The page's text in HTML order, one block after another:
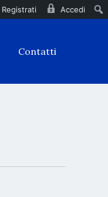
Registrati Accedi
Contatti